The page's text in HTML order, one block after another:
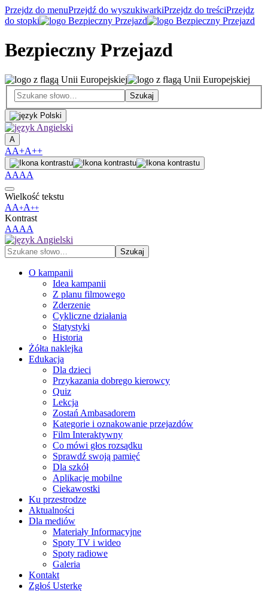
Przejdz do menuPrzejdź do wyszukiwarkiPrzejdz do treściPrzejdz
do stopki
Bezpieczny Przejazd
A
AA+A++
AAAA
Wielkość tekstu
AA+A++
Kontrast
AAAA
O kampanii
Idea kampanii
Z planu filmowego
Zderzenie
Cykliczne działania
Statystyki
Historia
Żółta naklejka
Edukacja
Dla dzieci
Przykazania dobrego kierowcy
Quiz
Lekcja
Zostań Ambasadorem
Kategorie i oznakowanie przejazdów
Film Interaktywny
Co mówi głos rozsądku
Sprawdź swoją pamięć
Dla szkół
Aplikacje mobilne
Ciekawostki
Ku przestrodze
Aktualności
Dla mediów
Materiały Informacyjne
Spoty TV i wideo
Spoty radiowe
Galeria
Kontakt
Zgłoś Usterkę